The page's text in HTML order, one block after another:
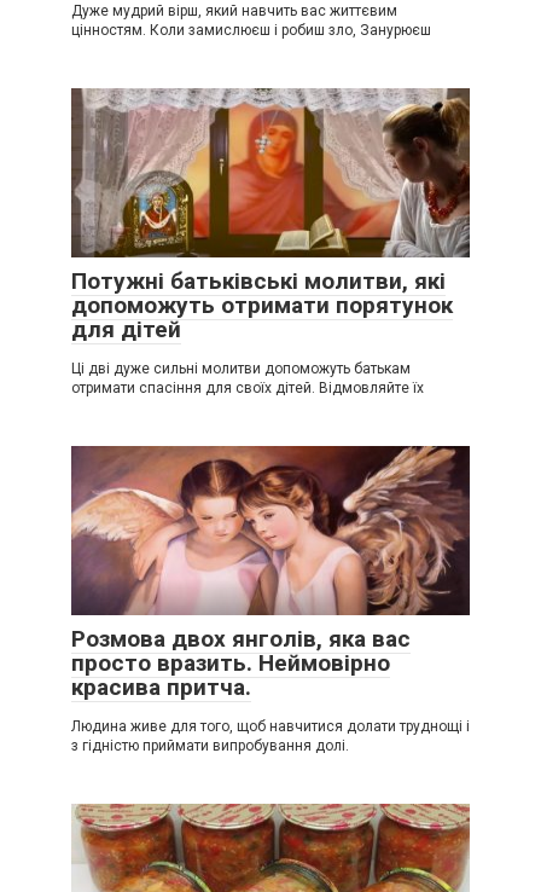
Дуже мудрий вірш, який навчить вас життєвим
цінностям. Коли замислюєш і робиш зло, Занурюєш
Потужні батьківські молитви, які
допоможуть отримати порятунок
для дітей
Ці дві дуже сильні молитви допоможуть батькам
отримати спасіння для своїх дітей. Відмовляйте їх
Розмова двох янголів, яка вас
просто вразить. Неймовірно
красива притча.
Людина живе для того, щоб навчитися долати труднощі і
з гідністю приймати випробування долі.